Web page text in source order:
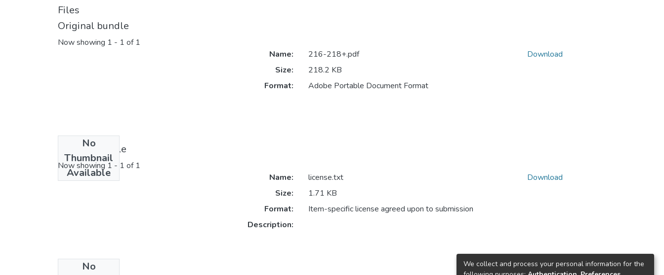
Files
Original bundle
Now showing 1 - 1 of 1
No
Thumbnail
Available
Name:
216-218+.pdf
Size:
218.2 KB
Format:
Adobe Portable Document Format
Download
License bundle
Now showing 1 - 1 of 1
No
Name:
license.txt
Size:
1.71 KB
Format:
Item-specific license agreed upon to submission
Description:
Download
Collections
We collect and process your personal information for the